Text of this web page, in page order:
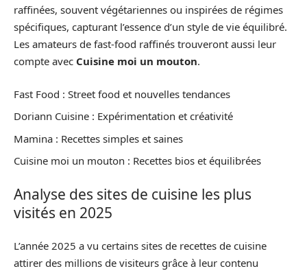
raffinées, souvent végétariennes ou inspirées de régimes
spécifiques, capturant l’essence d’un style de vie équilibré.
Les amateurs de fast-food raffinés trouveront aussi leur
compte avec Cuisine moi un mouton.
Fast Food : Street food et nouvelles tendances
Doriann Cuisine : Expérimentation et créativité
Mamina : Recettes simples et saines
Cuisine moi un mouton : Recettes bios et équilibrées
Analyse des sites de cuisine les plus
visités en 2025
L’année 2025 a vu certains sites de recettes de cuisine
attirer des millions de visiteurs grâce à leur contenu